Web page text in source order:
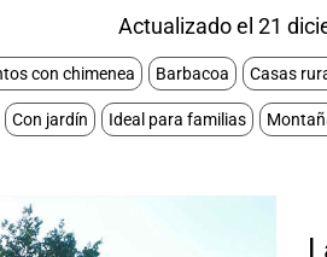
Actualizado el 21
con chimenea Barbacoa Casas
Con jardín Ideal para familias